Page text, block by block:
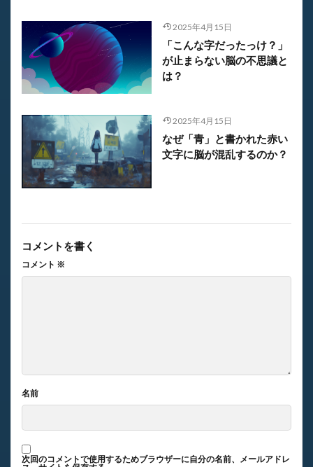
2025年4月15日
「こんな字だったっけ？」
が止まらない脳の不思議と
は？
2025年4月15日
なぜ「青」と書かれた赤い
文字に脳が混乱するのか？
コメントを書く
コメント ※
名前
次回のコメントで使用するためブラウザーに自分の名前、メールアドレ